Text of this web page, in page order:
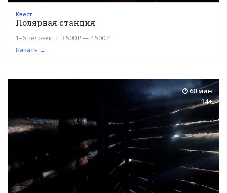
Квест
Полярная станция
1–6 человек
3 500 ₽ — 4 500 ₽
Начать →
60 мин
14+